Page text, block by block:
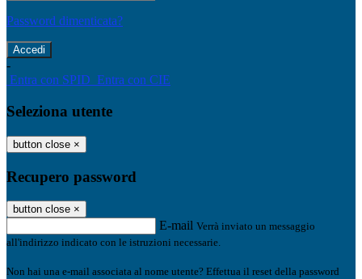
Password dimenticata?
-
Entra con SPID Entra con CIE
Seleziona utente
button close ×
Recupero password
button close ×
E-mail Verrà inviato un messaggio
all'indirizzo indicato con le istruzioni necessarie.
Non hai una e-mail associata al nome utente? Effettua il reset della password